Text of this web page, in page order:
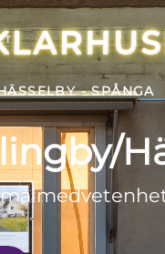
- SPÅNGA